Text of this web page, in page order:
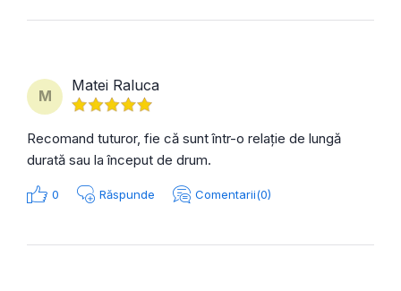
M
Matei Raluca
Recomand tuturor, fie că sunt într-o relație de lungă
durată sau la început de drum.
0 Răspunde Comentarii(0)